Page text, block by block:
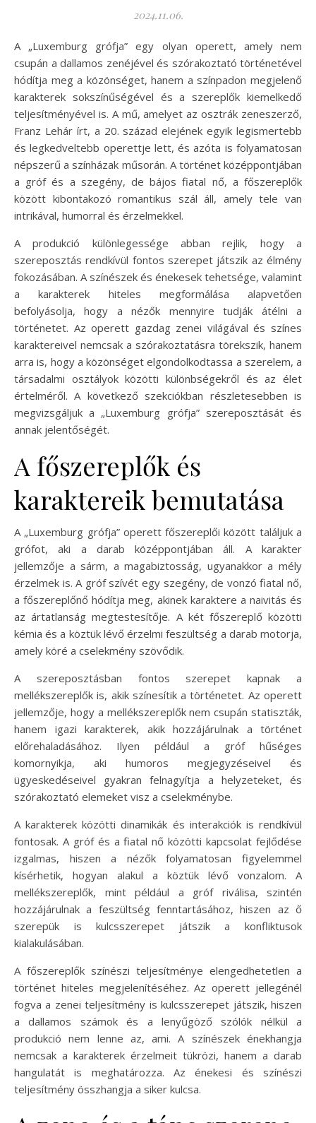
2024.11.06.
A „Luxemburg grófja” egy olyan operett, amely nem
csupán a dallamos zenéjével és szórakoztató történetével
hódítja meg a közönséget, hanem a színpadon megjelenő
karakterek sokszínűségével és a szereplők kiemelkedő
teljesítményével is. A mű, amelyet az osztrák zeneszerző,
Franz Lehár írt, a 20. század elejének egyik legismertebb
és legkedveltebb operettje lett, és azóta is folyamatosan
népszerű a színházak műsorán. A történet középpontjában
a gróf és a szegény, de bájos fiatal nő, a főszereplők
között kibontakozó romantikus szál áll, amely tele van
intrikával, humorral és érzelmekkel.
A produkció különlegessége abban rejlik, hogy a
szereposztás rendkívül fontos szerepet játszik az élmény
fokozásában. A színészek és énekesek tehetsége, valamint
a karakterek hiteles megformálása alapvetően
befolyásolja, hogy a nézők mennyire tudják átélni a
történetet. Az operett gazdag zenei világával és színes
karaktereivel nemcsak a szórakoztatásra törekszik, hanem
arra is, hogy a közönséget elgondolkodtassa a szerelem, a
társadalmi osztályok közötti különbségekről és az élet
értelméről. A következő szekciókban részletesebben is
megvizsgáljuk a „Luxemburg grófja” szereposztását és
annak jelentőségét.
A főszereplők és
karaktereik bemutatása
A „Luxemburg grófja” operett főszereplői között találjuk a
grófot, aki a darab középpontjában áll. A karakter
jellemzője a sárm, a magabiztosság, ugyanakkor a mély
érzelmek is. A gróf szívét egy szegény, de vonzó fiatal nő,
a főszereplőnő hódítja meg, akinek karaktere a naivitás és
az ártatlanság megtestesítője. A két főszereplő közötti
kémia és a köztük lévő érzelmi feszültség a darab motorja,
amely köré a cselekmény szövődik.
A szereposztásban fontos szerepet kapnak a
mellékszereplők is, akik színesítik a történetet. Az operett
jellemzője, hogy a mellékszereplők nem csupán statiszták,
hanem igazi karakterek, akik hozzájárulnak a történet
előrehaladásához. Ilyen például a gróf hűséges
komornyikja, aki humoros megjegyzéseivel és
ügyeskedéseivel gyakran felnagyítja a helyzeteket, és
szórakoztató elemeket visz a cselekménybe.
A karakterek közötti dinamikák és interakciók is rendkívül
fontosak. A gróf és a fiatal nő közötti kapcsolat fejlődése
izgalmas, hiszen a nézők folyamatosan figyelemmel
kísérhetik, hogyan alakul a köztük lévő vonzalom. A
mellékszereplők, mint például a gróf riválisa, szintén
hozzájárulnak a feszültség fenntartásához, hiszen az ő
szerepük is kulcsszerepet játszik a konfliktusok
kialakulásában.
A főszereplők színészi teljesítménye elengedhetetlen a
történet hiteles megjelenítéséhez. Az operett jellegénél
fogva a zenei teljesítmény is kulcsszerepet játszik, hiszen
a dallamos számok és a lenyűgöző szólók nélkül a
produkció nem lenne az, ami. A színészek énekhangja
nemcsak a karakterek érzelmeit tükrözi, hanem a darab
hangulatát is meghatározza. Az énekesi és színészi
teljesítmény összhangja a siker kulcsa.